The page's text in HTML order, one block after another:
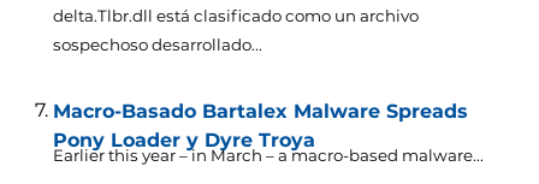
delta.Tlbr.dll está clasificado como un archivo
sospechoso desarrollado...
Macro-Basado Bartalex Malware Spreads
Pony Loader y Dyre Troya
Earlier this year – in March – a macro-based malware...